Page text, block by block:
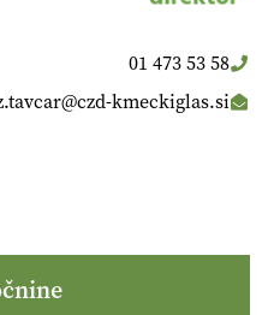
01 473 53 58
kmeckiglas.si